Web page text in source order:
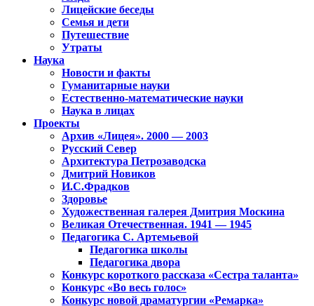
Лицейские беседы
Семья и дети
Путешествие
Утраты
Наука
Новости и факты
Гуманитарные науки
Естественно-математические науки
Наука в лицах
Проекты
Архив «Лицея». 2000 — 2003
Русский Север
Архитектура Петрозаводска
Дмитрий Новиков
И.С.Фрадков
Здоровье
Художественная галерея Дмитрия Москина
Великая Отечественная. 1941 — 1945
Педагогика С. Артемьевой
Педагогика школы
Педагогика двора
Конкурс короткого рассказа «Сестра таланта»
Конкурс «Во весь голос»
Конкурс новой драматургии «Ремарка»